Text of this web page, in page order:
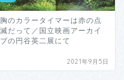
胸のカラータイマーは赤の点
滅だって／国立映画アーカイ
ブの円谷英二展にて
2021年9月5日